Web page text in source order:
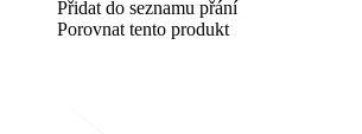
Přidat do seznamu přání
Porovnat tento produkt